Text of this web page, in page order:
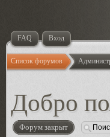
FAQ Вход
Список форумов
Добро
Форум закрыт